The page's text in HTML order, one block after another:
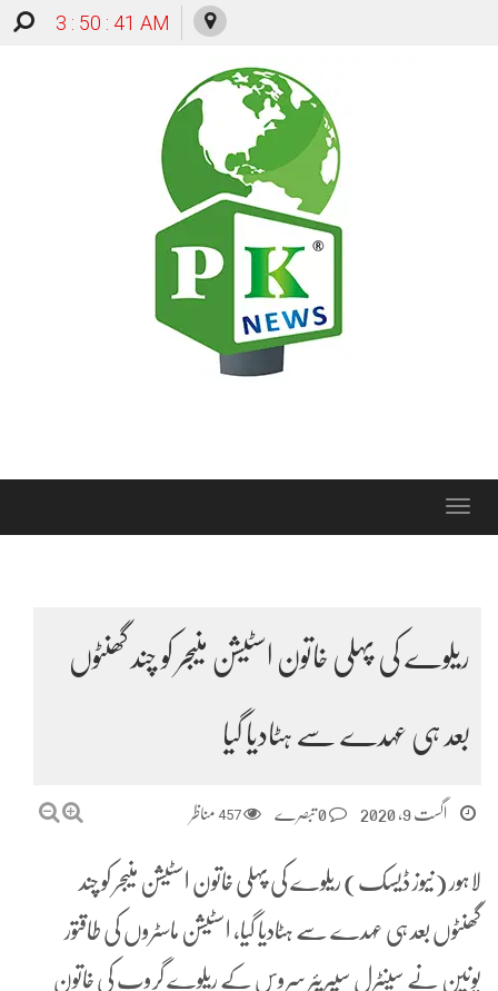
3 : 50 : 42 AM
Toggle
ریلوے کی پہلی خاتون اسٹیشن منیجر کو چند گھنٹوں
بعد ہی عہدے سے ہٹادیا گیا
اگست 9, 2020 457 مناظر
لاہور (نیوز ڈیسک) ریلوے کی پہلی خاتون اسٹیشن منیجر کو چند
گھنٹوں بعد ہی عہدے سے ہٹادیا گیا، اسٹیشن ماسٹروں کی طاقتور
یونین نے سینٹرل سپیریئر سروس کے ریلوے گروپ کی خاتون